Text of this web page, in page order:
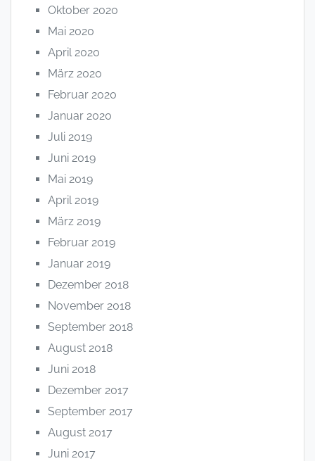
Oktober 2020
Mai 2020
April 2020
März 2020
Februar 2020
Januar 2020
Juli 2019
Juni 2019
Mai 2019
April 2019
März 2019
Februar 2019
Januar 2019
Dezember 2018
November 2018
September 2018
August 2018
Juni 2018
Dezember 2017
September 2017
August 2017
Juni 2017